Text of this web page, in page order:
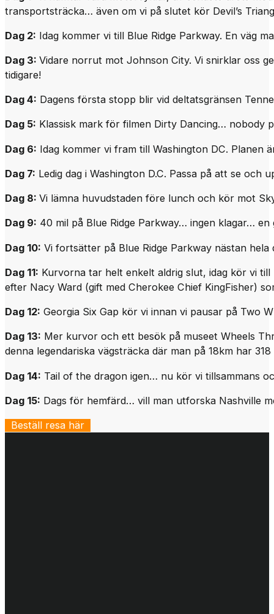
transportsträcka… även om vi på slutet kör Devil’s
Dag 2: Idag kommer vi till Blue Ridge Parkway. En väg
Dag 3: Vidare norrut mot Johnson City. Vi snirklar oss
tidigare!
Dag 4: Dagens första stopp blir vid deltatsgränsen
Dag 5: Klassisk mark för filmen Dirty Dancing… nobody
Dag 6: Idag kommer vi fram till Washington DC. Planen
Dag 7: Ledig dag i Washington D.C. Passa på att se och
Dag 8: Vi lämna huvudstaden före lunch och kör mot
Dag 9: 40 mil på Blue Ridge Parkway… ingen klagar…
Dag 10: Vi fortsätter på Blue Ridge Parkway nästan
Dag 11: Kurvorna tar helt enkelt aldrig slut, idag kör vi
efter Nacy Ward (gift med Cherokee Chief KingFisher)
Dag 12: Georgia Six Gap kör vi innan vi pausar på Two
Dag 13: Mer kurvor och ett besök på museet Wheels
denna legendariska vägsträcka där man på 18km har
Dag 14: Tail of the dragon igen… nu kör vi tillsammans
Dag 15: Dags för hemfärd… vill man utforska Nashville
Beställ resa här